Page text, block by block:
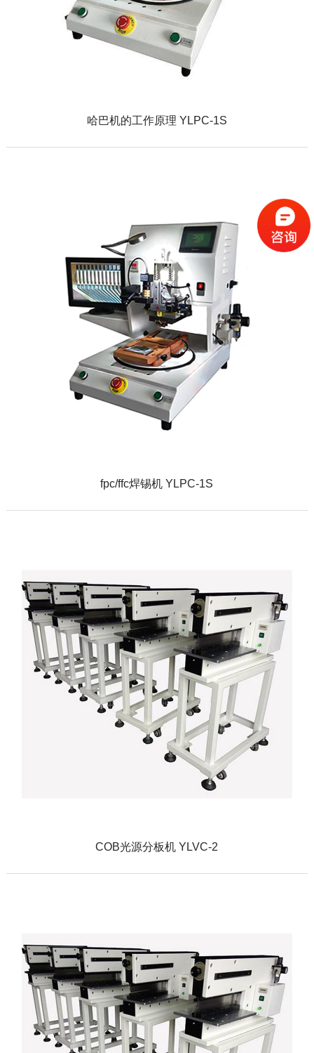
哈巴机的工作原理 YLPC-1S
fpc/ffc焊锡机 YLPC-1S
COB光源分板机 YLVC-2